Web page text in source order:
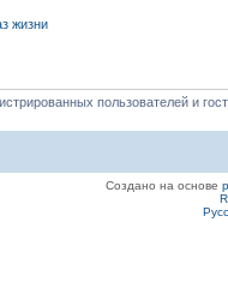
жизни
пользователей и
Создано на основе